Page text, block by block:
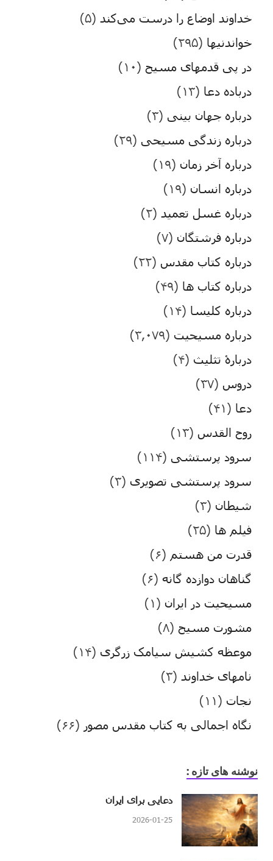
خداوند اوضاع را درست می‌کند (۵)
خواندنیها (۲۹۵)
در پی قدمهای مسیح (۱۰)
درباده دعا (۱۳)
درباره جهان بینی (۳)
درباره زندگی مسیحی (۲۹)
درباره آخر زمان (۱۹)
درباره انسان (۱۹)
درباره غسل تعمید (۲)
درباره فرشتگان (۷)
درباره کتاب مقدس (۲۲)
درباره کتاب ها (۴۹)
درباره کلیسا (۱۴)
درباره مسیحیت (۳,۰۷۹)
دربارۀ تثلیث (۴)
دروس (۳۷)
دعا (۴۱)
روح القدس (۱۳)
سرود پرستشی (۱۱۴)
سرود پرستشی تصویری (۳)
شیطان (۳)
فیلم ها (۲۵)
قدرت من هستم (۶)
گناهان دوازده گانه (۶)
مسیحیت در ایران (۱)
مشورت مسیح (۸)
موعظه کشیش سیامک زرگری (۱۴)
نامهای خداوند (۳)
نجات (۱۱)
نگاه اجمالی به کتاب مقدس مصور (۶۶)
نوشنه های تازه :
دعایی برای ایران
2026-01-25